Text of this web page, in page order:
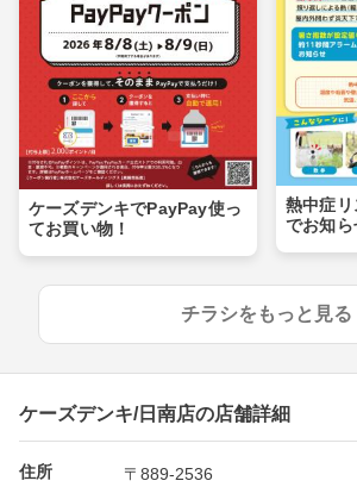
ケーズデンキでPayPay使っ
てお買い物！
熱中症
でお知ら
チラシをもっと見る
ケーズデンキ/日南店の店舗詳細
住所
〒889-2536